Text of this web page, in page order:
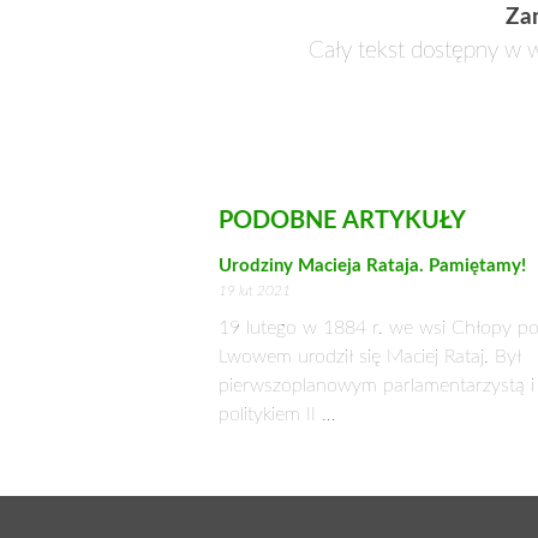
Cały tekst dostępny w
PODOBNE ARTYKUŁY
Urodziny Macieja Rataja. Pamiętamy!
19 lut 2021
19 lutego w 1884 r. we wsi Chłopy
Lwowem urodził się Maciej Rataj. Był
pierwszoplanowym parlamentarzystą i
politykiem II …